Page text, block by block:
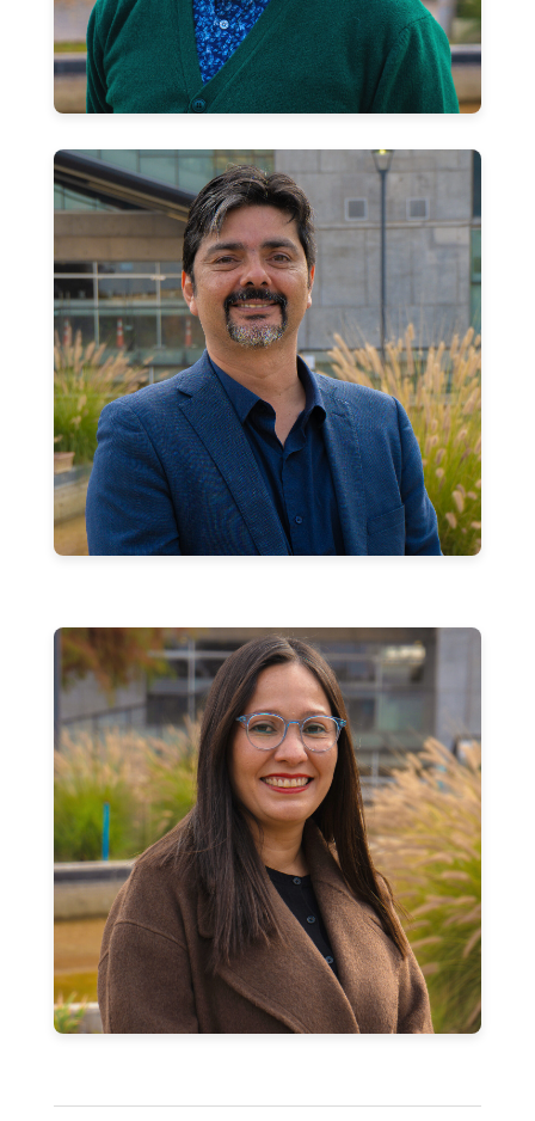
Víctor Caro Castro
Jefe de Carrera Prosecución de Estudios
Neida Colmenares Mejías
Jefa de Carrera